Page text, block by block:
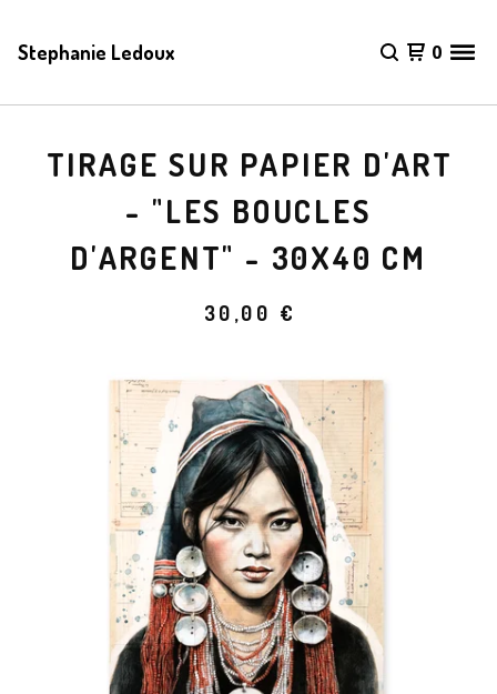
Stephanie Ledoux 0
TIRAGE SUR PAPIER D'ART
- "LES BOUCLES
D'ARGENT" - 30X40 CM
30,00 €